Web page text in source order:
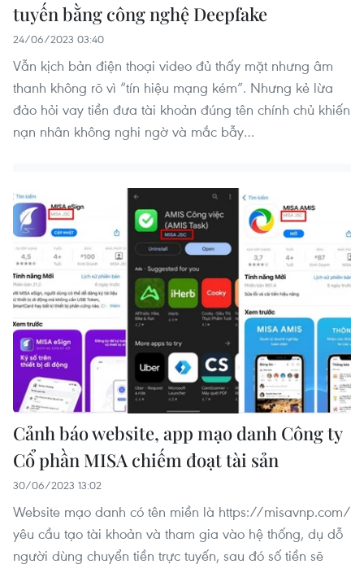
tuyến bằng công nghệ Deepfake
24/06/2023 03:40
Vẫn kịch bản điện thoại video đủ thấy mặt nhưng âm
thanh không rõ vì “tín hiệu mạng kém”. Nhưng kẻ lừa
đảo hỏi vay tiền đưa tài khoản đúng tên chính chủ khiến
nạn nhân không nghi ngờ và mắc bẫy…
Cảnh báo website, app mạo danh Công ty
Cổ phần MISA chiếm đoạt tài sản
30/06/2023 13:02
Website mạo danh có tên miền là https://misavnp.com/
yêu cầu tạo tài khoản và tham gia vào hệ thống, dụ dỗ
người dùng chuyển tiền trực tuyến, sau đó số tiền sẽ